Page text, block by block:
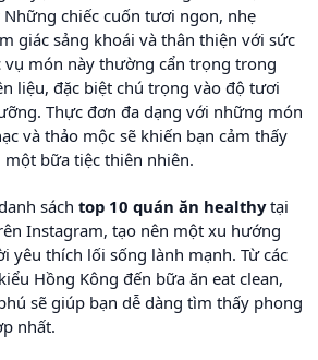
Những chiếc cuốn tươi ngon, nhẹ
giác sảng khoái và thân thiện với sức
vụ món này thường cẩn trọng trong
liệu, đặc biệt chú trọng vào độ tươi
Thực đơn đa dạng với những món
và thảo mộc sẽ khiến bạn cảm thấy
bữa tiệc thiên nhiên.
sách top 10 quán ăn healthytại
Instagram, tạo nên một xu hướng
yêu thích lối sống lành mạnh. Từ các
Hồng Kông đến bữa ăn eat clean,
sẽ giúp bạn dễ dàng tìm thấy phong
nhất.